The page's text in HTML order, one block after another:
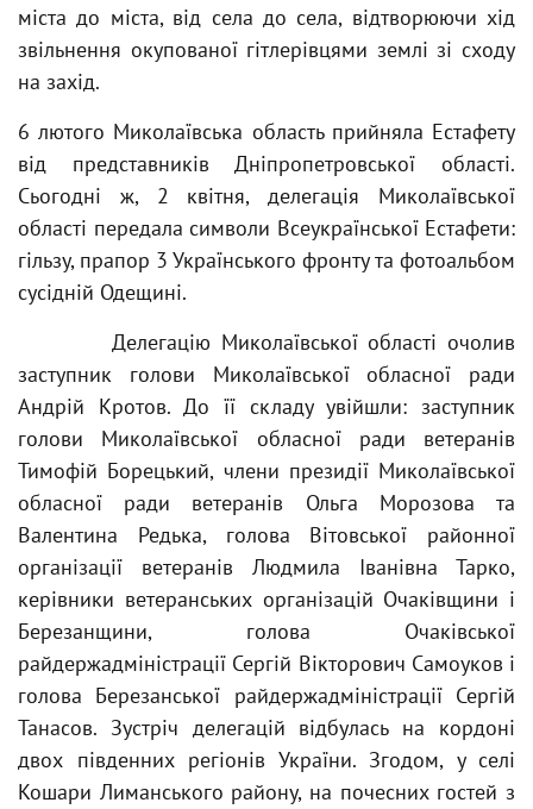
міста до міста, від села до села, відтворюючи хід
звільнення окупованої гітлерівцями землі зі сходу
на захід.
6 лютого Миколаївська область прийняла Естафету
від представників Дніпропетровської області.
Сьогодні ж, 2 квітня, делегація Миколаївської
області передала символи Всеукраїнської Естафети:
гільзу, прапор 3 Українського фронту та фотоальбом
сусідній Одещині.
Делегацію Миколаївської області очолив
заступник голови Миколаївської обласної ради
Андрій Кротов. До її складу увійшли: заступник
голови Миколаївської обласної ради ветеранів
Тимофій Борецький, члени президії Миколаївської
обласної ради ветеранів Ольга Морозова та
Валентина Редька, голова Вітовської районної
організації ветеранів Людмила Іванівна Тарко,
керівники ветеранських організацій Очаківщини і
Березанщини, голова Очаківської
райдержадміністрації Сергій Вікторович Самоуков і
голова Березанської райдержадміністрації Сергій
Танасов. Зустріч делегацій відбулась на кордоні
двох південних регіонів України. Згодом, у селі
Кошари Лиманського району, на почесних гостей з